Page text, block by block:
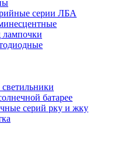
серии ЛБА
лампочки
батарее
серий рку и жку